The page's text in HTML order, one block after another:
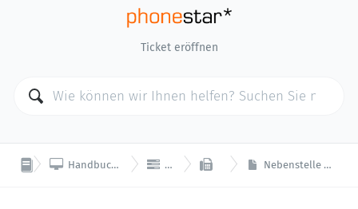
Ticket eröffnen
 Handbuch Kundenkonto (my.phonestar.ch)  Telefonanlage
 EndgeräteNebenstelle einer anderen Telefonnummer zuteilen